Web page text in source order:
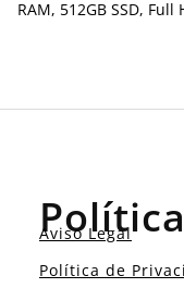
RAM, 512GB SSD, Full
Aviso Legal
Política de